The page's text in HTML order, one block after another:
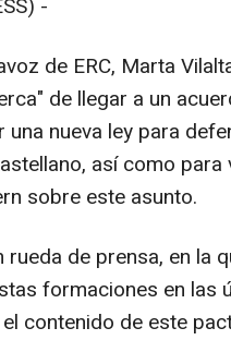
-
de ERC, Marta
de llegar a un
nueva ley para
así como para
sobre este asunto.
de prensa, en la
formaciones en las
contenido de este